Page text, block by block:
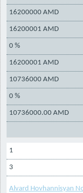
16200000 AMD
16200001 AMD
0 %
16200001 AMD
10736000 AMD
0 %
10736000.00 AMD
1
3
Alvard Hovhannisyan